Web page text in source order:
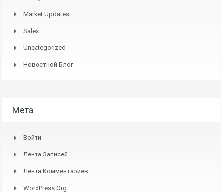
Market Updates
Sales
Uncategorized
Новостной Блог
Мета
Войти
Лента Записей
Лента Комментариев
WordPress.org